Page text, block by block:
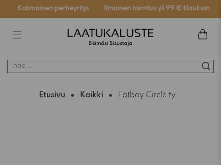
Kotimainen perheyritys Ilmainen toimitus yli 99 € tilauksiin
hae...
Etusivu Kaikki Fatboy Circle ty...